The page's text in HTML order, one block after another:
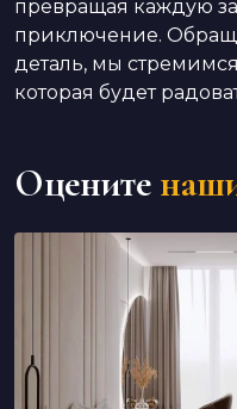
превращая каждую
приключение.
деталь, мы
которая будет
Оцените